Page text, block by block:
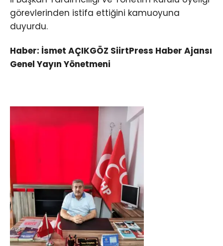
görevlerinden istifa ettiğini kamuoyuna
duyurdu.
Haber: İsmet AÇIKGÖZ SiirtPress Haber Ajansı
Genel Yayın Yönetmeni